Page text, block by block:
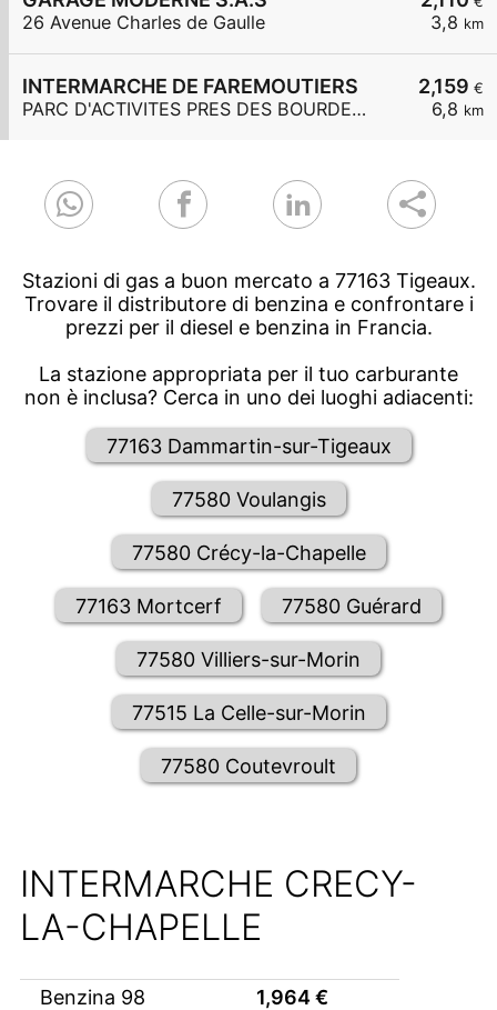
3,8 km
26 Avenue Charles de Gaulle
2,159 €
6,8 km
INTERMARCHE DE FAREMOUTIERS
PARC D'ACTIVITES PRES DES BOURDEAUX
Stazioni di gas a buon mercato a 77163 Tigeaux.
Trovare il distributore di benzina e confrontare i
prezzi per il diesel e benzina in Francia.
La stazione appropriata per il tuo carburante
non è inclusa? Cerca in uno dei luoghi adiacenti:
77163 Dammartin-sur-Tigeaux
77580 Voulangis
77580 Crécy-la-Chapelle
77163 Mortcerf 77580 Guérard
77580 Villiers-sur-Morin
77515 La Celle-sur-Morin
77580 Coutevroult
INTERMARCHE CRECY-
LA-CHAPELLE
Benzina 98 1,964€